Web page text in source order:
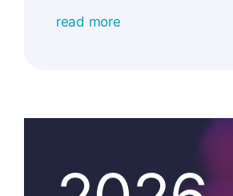
read more